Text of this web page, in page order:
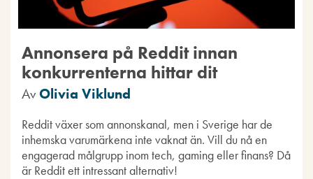
Annonsera på Reddit innan
konkurrenterna hittar dit
AvOlivia Viklund
Reddit växer som annonskanal, men i Sverige har de
inhemska varumärkena inte vaknat än. Vill du nå en
engagerad målgrupp inom tech, gaming eller finans? Då
är Reddit ett intressant alternativ!